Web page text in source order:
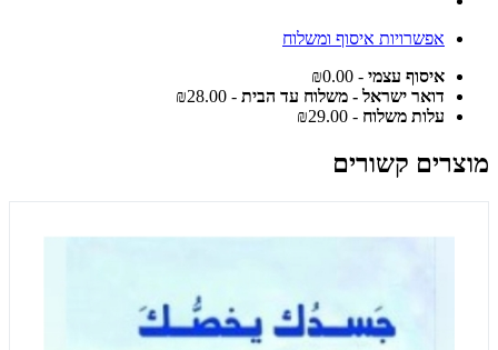
אפשרויות איסוף ומשלוח
איסוף עצמי - ₪0.00
דואר ישראל - משלוח עד הבית - ₪28.00
עלות משלוח - ₪29.00
מוצרים קשורים